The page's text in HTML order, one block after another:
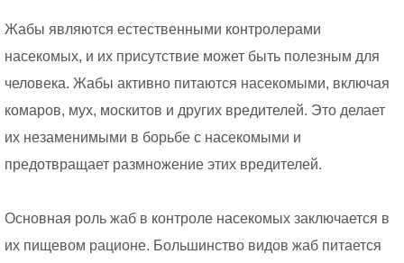
Жабы являются естественными контролерами
насекомых, и их присутствие может быть полезным для
человека. Жабы активно питаются насекомыми, включая
комаров, мух, москитов и других вредителей. Это делает
их незаменимыми в борьбе с насекомыми и
предотвращает размножение этих вредителей.
Основная роль жаб в контроле насекомых заключается в
их пищевом рационе. Большинство видов жаб питается